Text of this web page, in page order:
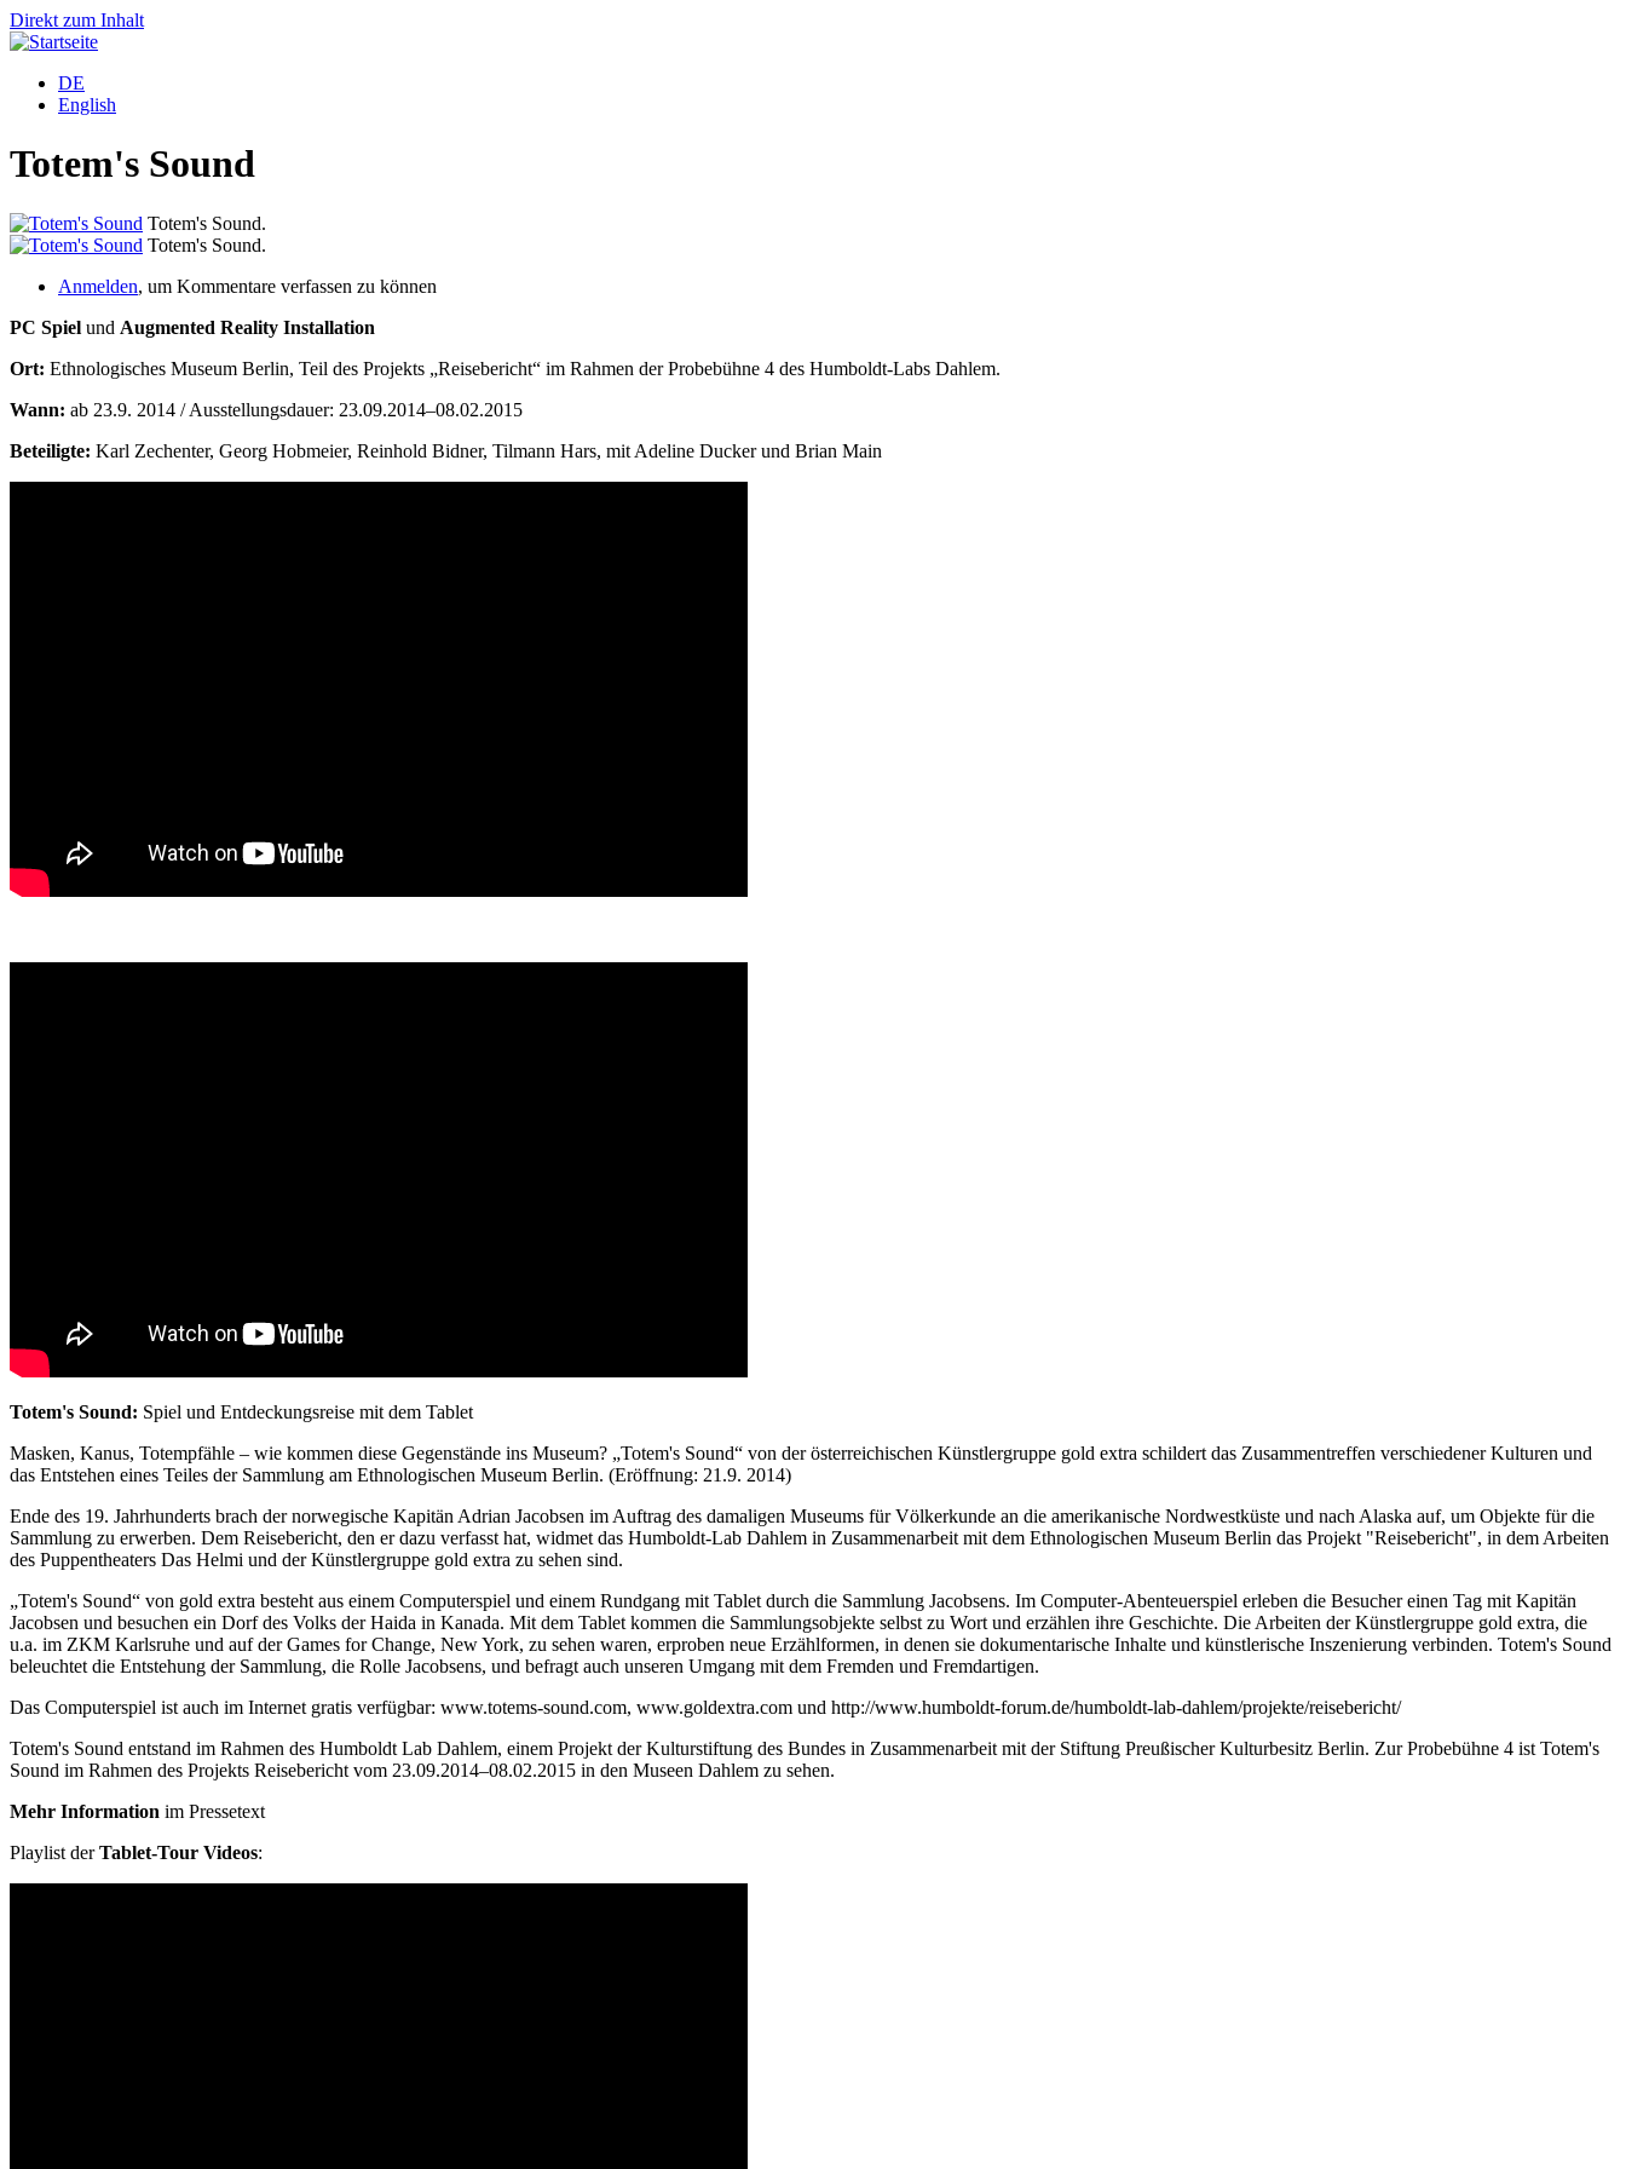
Direkt zum Inhalt
DE
English
Totem's Sound
Totem's Sound.
Totem's Sound.
Anmelden, um Kommentare verfassen zu können
PC Spiel und Augmented Reality Installation
Ort: Ethnologisches Museum Berlin, Teil des Projekts „Reisebericht“ im Rahmen der Probebühne 4 des Humboldt-Labs Dahlem.
Wann: ab 23.9. 2014 / Ausstellungsdauer: 23.09.2014–08.02.2015
Beteiligte: Karl Zechenter, Georg Hobmeier, Reinhold Bidner, Tilmann Hars, mit Adeline Ducker und Brian Main
Totem's Sound: Spiel und Entdeckungsreise mit dem Tablet
Masken, Kanus, Totempfähle – wie kommen diese Gegenstände ins Museum? „Totem's Sound“ von der österreichischen Künstlergruppe gold extra schildert das Zusammentreffen verschiedener Kulturen und
das Entstehen eines Teiles der Sammlung am Ethnologischen Museum Berlin. (Eröffnung: 21.9. 2014)
Ende des 19. Jahrhunderts brach der norwegische Kapitän Adrian Jacobsen im Auftrag des damaligen Museums für Völkerkunde an die amerikanische Nordwestküste und nach Alaska auf, um Objekte für die
Sammlung zu erwerben. Dem Reisebericht, den er dazu verfasst hat, widmet das Humboldt-Lab Dahlem in Zusammenarbeit mit dem Ethnologischen Museum Berlin das Projekt "Reisebericht", in dem Arbeiten
des Puppentheaters Das Helmi und der Künstlergruppe gold extra zu sehen sind.
„Totem's Sound“ von gold extra besteht aus einem Computerspiel und einem Rundgang mit Tablet durch die Sammlung Jacobsens. Im Computer-Abenteuerspiel erleben die Besucher einen Tag mit Kapitän
Jacobsen und besuchen ein Dorf des Volks der Haida in Kanada. Mit dem Tablet kommen die Sammlungsobjekte selbst zu Wort und erzählen ihre Geschichte. Die Arbeiten der Künstlergruppe gold extra, die
u.a. im ZKM Karlsruhe und auf der Games for Change, New York, zu sehen waren, erproben neue Erzählformen, in denen sie dokumentarische Inhalte und künstlerische Inszenierung verbinden. Totem's Sound
beleuchtet die Entstehung der Sammlung, die Rolle Jacobsens, und befragt auch unseren Umgang mit dem Fremden und Fremdartigen.
Das Computerspiel ist auch im Internet gratis verfügbar: www.totems-sound.com, www.goldextra.com und http://www.humboldt-forum.de/humboldt-lab-dahlem/projekte/reisebericht/
Totem's Sound entstand im Rahmen des Humboldt Lab Dahlem, einem Projekt der Kulturstiftung des Bundes in Zusammenarbeit mit der Stiftung Preußischer Kulturbesitz Berlin. Zur Probebühne 4 ist Totem's
Sound im Rahmen des Projekts Reisebericht vom 23.09.2014–08.02.2015 in den Museen Dahlem zu sehen.
Mehr Information im Pressetext
Playlist derTablet-Tour Videos: